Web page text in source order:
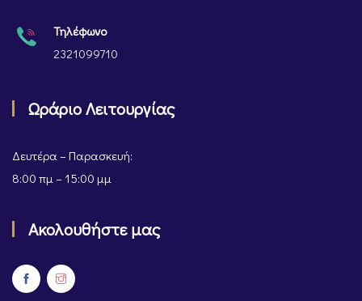
Τηλέφωνο
2321099710
Ωράριο Λειτουργίας
Δευτέρα – Παρασκευή:
8:00 πμ – 15:00 μμ
Ακολουθήστε μας